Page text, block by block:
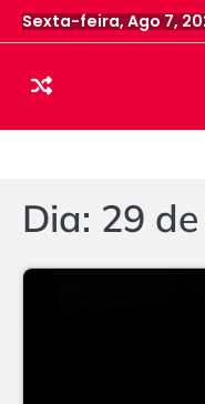
Skip
to
Sexta-feira, Ago 7,
Dia: 29